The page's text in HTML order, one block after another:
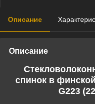
Описание
Описание
спинок в
G223